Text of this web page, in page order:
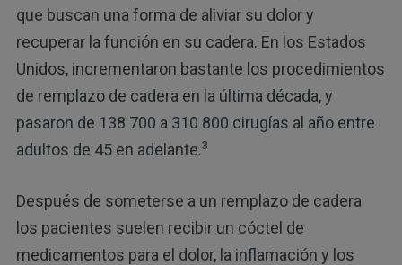
que buscan una forma de aliviar su dolor y
recuperar la función en su cadera. En los Estados
Unidos, incrementaron bastante los procedimientos
de remplazo de cadera en la última década, y
pasaron de 138 700 a 310 800 cirugías al año entre
adultos de 45 en adelante.3
Después de someterse a un remplazo de cadera
los pacientes suelen recibir un cóctel de
medicamentos para el dolor, la inflamación y los